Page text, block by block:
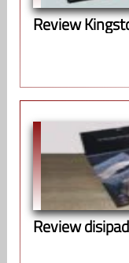
Review
Review